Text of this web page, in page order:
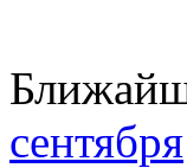
сентября